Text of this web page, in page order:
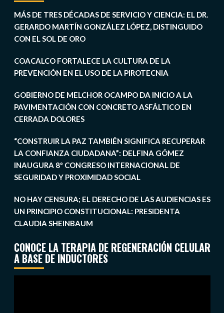
MÁS DE TRES DÉCADAS DE SERVICIO Y CIENCIA: EL DR.
GERARDO MARTÍN GONZÁLEZ LÓPEZ, DISTINGUIDO
CON EL SOL DE ORO
COACALCO FORTALECE LA CULTURA DE LA
PREVENCIÓN EN EL USO DE LA PIROTECNIA
GOBIERNO DE MELCHOR OCAMPO DA INICIO A LA
PAVIMENTACIÓN CON CONCRETO ASFÁLTICO EN
CERRADA DOLORES
“CONSTRUIR LA PAZ TAMBIÉN SIGNIFICA RECUPERAR
LA CONFIANZA CIUDADANA”: DELFINA GÓMEZ
INAUGURA 8º CONGRESO INTERNACIONAL DE
SEGURIDAD Y PROXIMIDAD SOCIAL
NO HAY CENSURA; EL DERECHO DE LAS AUDIENCIAS ES
UN PRINCIPIO CONSTITUCIONAL: PRESIDENTA
CLAUDIA SHEINBAUM
CONOCE LA TERAPIA DE REGENERACIÓN CELULAR
A BASE DE INDUCTORES